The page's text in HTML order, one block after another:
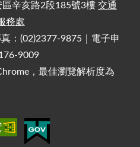
辛亥路2段185號3樓 交通
務處
：(02)2377-9875｜電子申
9009
，最佳瀏覽解析度為